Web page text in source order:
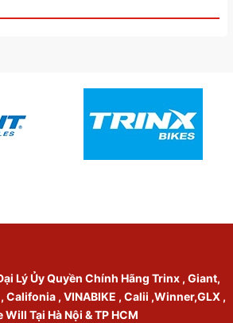
Lý Ủy Quyền Chính Hãng Trinx , Giant,
Califonia , VINABIKE , Calii ,Winner,GLX ,
Will Tại Hà Nội & TP HCM